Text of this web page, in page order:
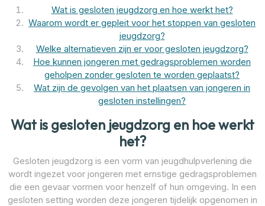
Wat is gesloten jeugdzorg en hoe werkt het?
Waarom wordt er gepleit voor het stoppen van gesloten
jeugdzorg?
Welke alternatieven zijn er voor gesloten jeugdzorg?
Hoe kunnen jongeren met gedragsproblemen worden
geholpen zonder gesloten te worden geplaatst?
Wat zijn de gevolgen van het plaatsen van jongeren in
gesloten instellingen?
Wat is gesloten jeugdzorg en hoe werkt
het?
Gesloten jeugdzorg is een vorm van jeugdhulpverlening die
wordt ingezet voor jongeren met ernstige gedragsproblemen
die een gevaar vormen voor henzelf of hun omgeving. In een
gesloten setting worden deze jongeren tijdelijk opgenomen in